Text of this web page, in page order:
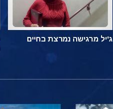
ג'יל מרגישה נמרצת בחיים